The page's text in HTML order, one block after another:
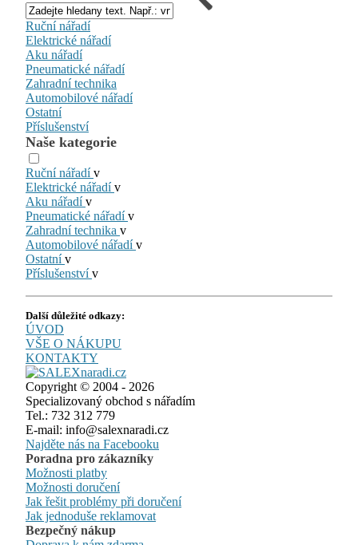
Ruční nářadí
Elektrické nářadí
Aku nářadí
Pneumatické nářadí
Zahradní technika
Automobilové nářadí
Ostatní
Příslušenství
Naše kategorie
Ruční nářadív
Elektrické nářadív
Aku nářadív
Pneumatické nářadív
Zahradní technika v
Automobilové nářadív
Ostatnív
Příslušenstvív
Další důležité odkazy:
ÚVOD
VŠE O NÁKUPU
KONTAKTY
Copyright © 2004 - 2026
Specializovaný obchod s nářadím
Tel.: 732 312 779
E-mail: info@salexnaradi.cz
Najděte nás na Facebooku
Poradna pro zákazníky
Možnosti platby
Možnosti doručení
Jak řešit problémy při doručení
Jak jednoduše reklamovat
Bezpečný nákup